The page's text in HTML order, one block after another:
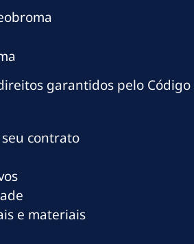
garantidos pelo
contrato
e materiais